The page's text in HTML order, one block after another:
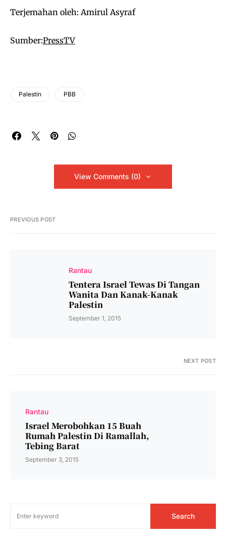
Terjemahan oleh: Amirul Asyraf
Sumber:PressTV
Palestin PBB
View Comments (0)
PREVIOUS POST
Rantau
Tentera Israel Tewas Di Tangan
Wanita Dan Kanak-Kanak
Palestin
September 1, 2015
NEXT POST
Rantau
Israel Merobohkan 15 Buah
Rumah Palestin Di Ramallah,
Tebing Barat
September 3, 2015
Search